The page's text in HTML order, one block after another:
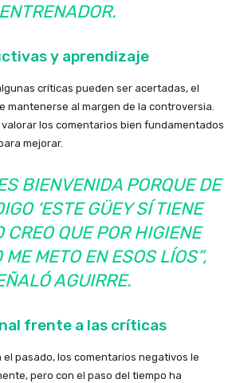
ENTRENADOR.
y aprendizaje
críticas pueden ser acertadas, el
mantenerse al margen de la controversia.
los comentarios bien fundamentados
mejorar.
BIENVENIDA PORQUE DE
‘ESTE GÜEY SÍ TIENE
CREO QUE POR HIGIENE
ME METO EN ESOS LÍOS”,
AGUIRRE.
frente a las críticas
pasado, los comentarios negativos le
pero con el paso del tiempo ha